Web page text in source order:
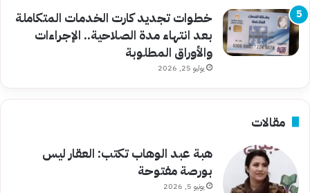
خطوات تجديد كارت الخدمات المتكاملة
بعد انتهاء مدة الصلاحية.. الإجراءات
والأوراق المطلوبة
يوليو 25, 2026
مقالات
هبة عبد الوهاب تكتب: العقار ليس
بورصة مفتوحة
يونيو 5, 2026